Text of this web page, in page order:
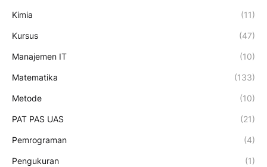
Kimia (11)
Kursus (47)
Manajemen IT (10)
Matematika (133)
Metode (10)
PAT PAS UAS (21)
Pemrograman (4)
Pengukuran (1)